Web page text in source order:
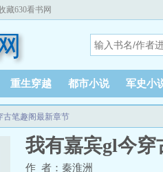
藏630看书网
重生穿越 都市小说 军史小
古笔趣阁最新章节
我有嘉宾gl今穿
作 者：秦淮洲